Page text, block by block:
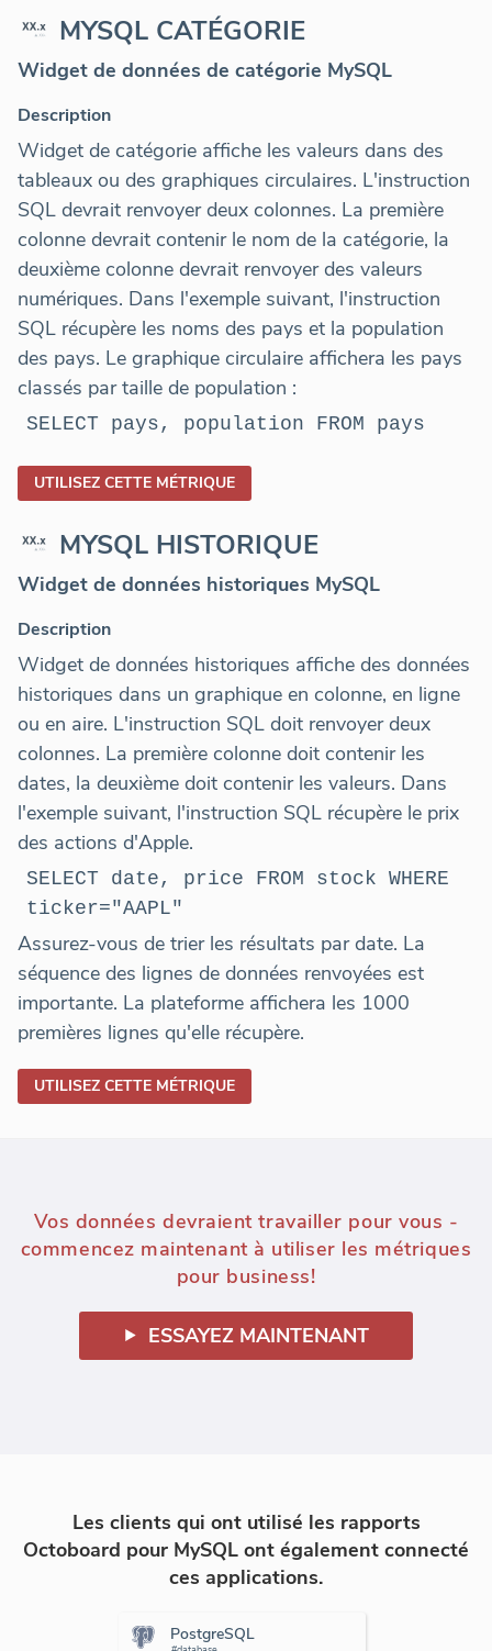
MYSQL CATÉGORIE
Widget de données de catégorie MySQL
Description
Widget de catégorie affiche les valeurs dans des
tableaux ou des graphiques circulaires. L'instruction
SQL devrait renvoyer deux colonnes. La première
colonne devrait contenir le nom de la catégorie, la
deuxième colonne devrait renvoyer des valeurs
numériques. Dans l'exemple suivant, l'instruction
SQL récupère les noms des pays et la population
des pays. Le graphique circulaire affichera les pays
classés par taille de population :
SELECT pays, population FROM pays
UTILISEZ CETTE MÉTRIQUE
MYSQL HISTORIQUE
Widget de données historiques MySQL
Description
Widget de données historiques affiche des données
historiques dans un graphique en colonne, en ligne
ou en aire. L'instruction SQL doit renvoyer deux
colonnes. La première colonne doit contenir les
dates, la deuxième doit contenir les valeurs. Dans
l'exemple suivant, l'instruction SQL récupère le prix
des actions d'Apple.
SELECT date, price FROM stock WHERE
ticker="AAPL"
Assurez-vous de trier les résultats par date. La
séquence des lignes de données renvoyées est
importante. La plateforme affichera les 1000
premières lignes qu'elle récupère.
UTILISEZ CETTE MÉTRIQUE
Vos données devraient travailler pour vous -
commencez maintenant à utiliser les métriques
pour business!
ESSAYEZ MAINTENANT
Les clients qui ont utilisé les rapports
Octoboard pour MySQL ont également connecté
ces applications.
PostgreSQL